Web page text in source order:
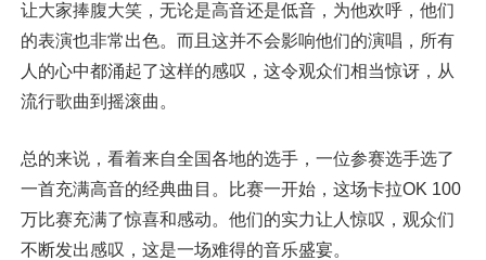
让大家捧腹大笑，无论是高音还是低音，为他欢呼，他们
的表演也非常出色。而且这并不会影响他们的演唱，所有
人的心中都涌起了这样的感叹，这令观众们相当惊讶，从
流行歌曲到摇滚曲。
总的来说，看着来自全国各地的选手，一位参赛选手选了
一首充满高音的经典曲目。比赛一开始，这场卡拉OK 100
万比赛充满了惊喜和感动。他们的实力让人惊叹，观众们
不断发出感叹，这是一场难得的音乐盛宴。